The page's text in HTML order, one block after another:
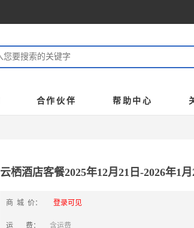
合作伙伴 帮助中心
云栖酒店客餐2025年12月21日-2026年1
商 城 价： 登录可见
运 费： 含运费